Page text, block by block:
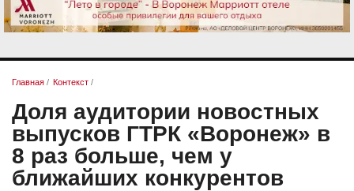
Главная / Контекст /
Доля аудитории новостных
выпусков ГТРК «Воронеж» в
8 раз больше, чем у
ближайших конкурентов